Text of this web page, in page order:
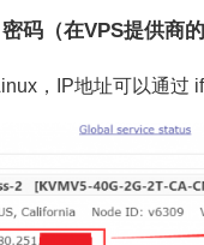
码（在VPS提供商
，IP地址可以通过